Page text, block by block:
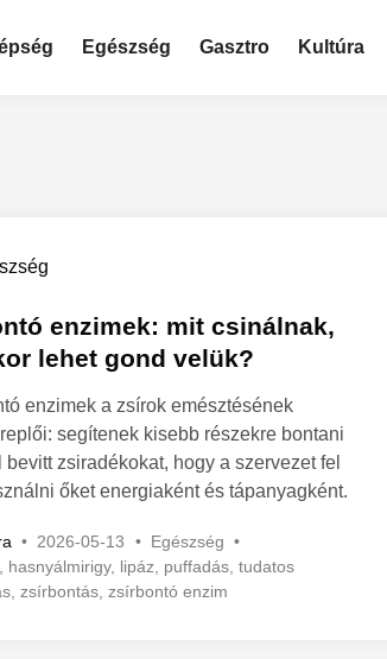
Egészség Gasztro Kultúra
enzimek: mit csinálnak,
lehet gond velük?
enzimek a zsírok emésztésének
segítenek kisebb részekre bontani
bevitt zsiradékokat, hogy a szervezet fel
őket energiaként és tápanyagként.
• 2026-05-13 • P
o
s
Egészség •
hasnyálmirigy, lipáz puffadás, tudatos
, zsírbontás, zsírbontó enzim